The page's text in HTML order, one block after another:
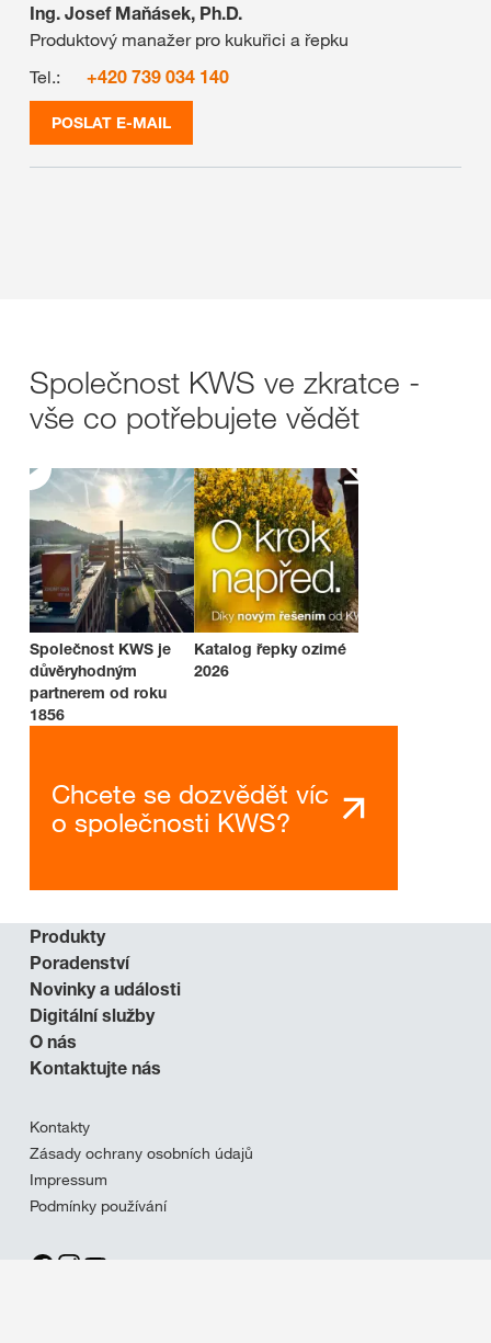
Ing. Josef Maňásek, Ph.D.
Produktový manažer pro kukuřici a řepku
Tel.:
+420 739 034 140
POSLAT E-MAIL
Společnost KWS ve zkratce -
vše co potřebujete vědět
Společnost KWS je
důvěryhodným
partnerem od roku
1856
Katalog řepky ozimé
2026
Chcete se dozvědět víc
o společnosti KWS?
Produkty
Poradenství
Novinky a události
Digitální služby
O nás
Kontaktujte nás
Kontakty
Zásady ochrany osobních údajů
Impressum
Podmínky používání